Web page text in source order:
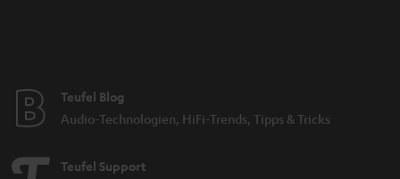
Teufel Blog
Audio-Technologien, HiFi-Trends, Tipps & Tricks
Teufel Support